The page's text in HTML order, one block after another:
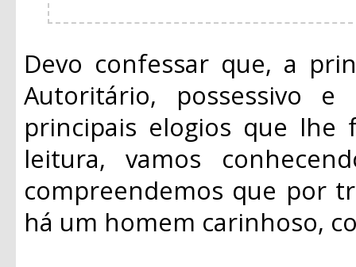
Devo confessar que, a
Autoritário, possessivo
principais elogios que lhe
leitura, vamos
compreendemos que por
há um homem carinhoso,